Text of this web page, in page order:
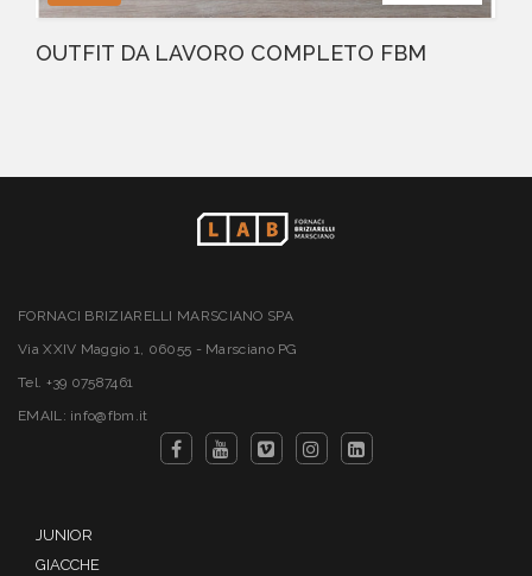
OUTFIT DA LAVORO COMPLETO FBM
FORNACI BRIZIARELLI MARSCIANO SPA
Via XXIV Maggio 1, 06055 - Marsciano PG
Tel. +39 07587461
EMAIL: info@fbm.it
JUNIOR
GIACCHE